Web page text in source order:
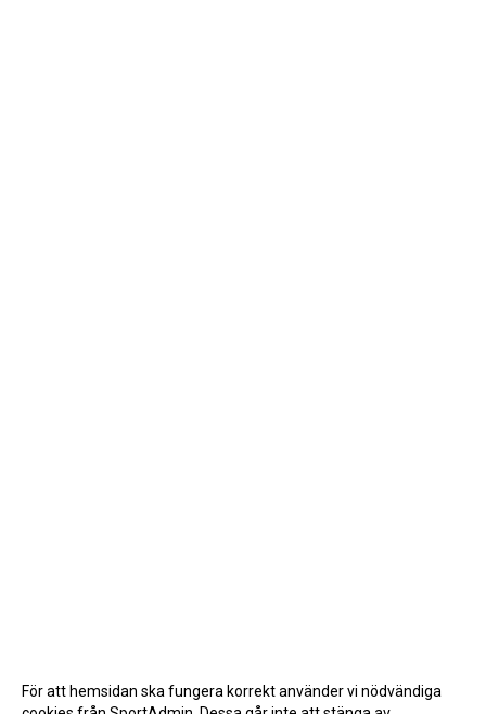
För att hemsidan ska fungera korrekt använder vi nödvändiga